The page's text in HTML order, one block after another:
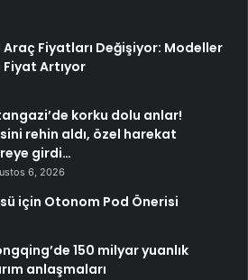
Fiyatları Değişiyor: Modeller
Artıyor
korku dolu anlar!
rehin aldı, özel harekat
girdi…
6, 2026
için Otonom Pod Önerisi
150 milyar yuanlık
anlaşmaları